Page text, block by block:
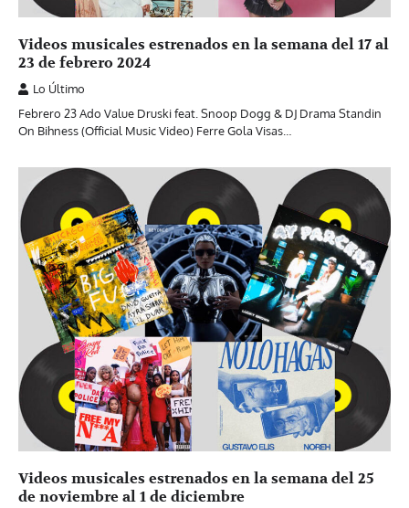
Videos musicales estrenados en la semana del 17 al
23 de febrero 2024
Lo Último
Febrero 23 Ado Value Druski feat. Snoop Dogg & DJ Drama Standin
On Bihness (Official Music Video) Ferre Gola Visas…
Videos musicales estrenados en la semana del 25
de noviembre al 1 de diciembre